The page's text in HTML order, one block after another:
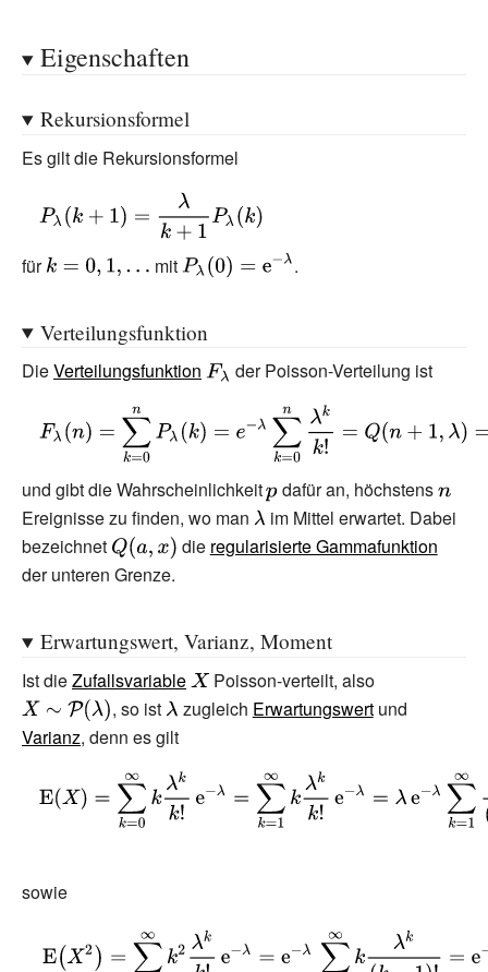
Eigenschaften
Rekursionsformel
Es gilt die Rekursionsformel
{\displaystyle
P_{\lambda }
(k+1)={\frac
}(k)}
für{\displaystyle mit {\displaystyle
{e} ^{-
\lambda }}
.
Verteilungsfunktion
DieVerteilungsfunktion {\displaystyle
}}
der Poisson-Verteilung ist
{\displaystyle
F_{\lambda }(n)=\sum
}(k)=e^{-\lambda
}\sum _{k=0}^{n}{\frac
{\lambda ^{k}}
{k!}}=Q(n+1,\lambda
und gibt die Wahrscheinlichkeit{\displaystyle
p}
dafür an, höchstens
n}
Ereignisse zu finden, wo man {\displaystyle
\lambda }
im Mittel erwartet. Dabei
bezeichnet {\displaystyle
Q(a,x)}
die regularisierte Gammafunktion
der unteren Grenze.
Erwartungswert, Varianz, Moment
Ist dieZufallsvariable{\displaystyle
X}
Poisson-verteilt, also{\displaystyle
X\sim
)}
, so ist {\displaystyle
\lambda }
zugleich Erwartungswertund
Varianz, denn es gilt
{\displaystyle
\operatorname
}k{\frac
{k!}}\,\mathrm
sowie
{\displaystyle
{\begin{aligned}\operatorname